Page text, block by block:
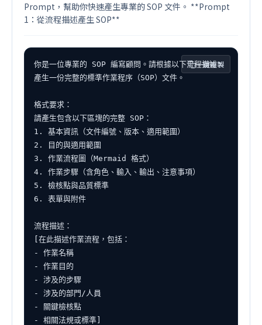
Prompt，幫助你快速產生專業的 SOP 文件。 **Prompt
1：從流程描述產生 SOP**
你是一位專業的 SOP 編寫顧問。請根據以下流程描述，
產生一份完整的標準作業程序（SOP）文件。
格式要求：
請產生包含以下區塊的完整 SOP：
1. 基本資訊（文件編號、版本、適用範圍）
2. 目的與適用範圍
3. 作業流程圖（Mermaid 格式）
4. 作業步驟（含角色、輸入、輸出、注意事項）
5. 檢核點與品質標準
6. 表單與附件
流程描述：
[在此描述作業流程，包括：
- 作業名稱
- 作業目的
- 涉及的步驟
- 涉及的部門/人員
- 關鍵檢核點
- 相關法規或標準]
一鍵複製